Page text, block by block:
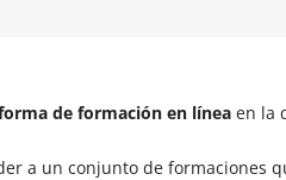
de formación en línea en la
a un conjunto de formaciones